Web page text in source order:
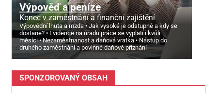
Výpověď a peníze
Konec v zaměstnání a finanční zajištění
Výpovědní lhůta a mzda
Jak vysoké je odstupné a kdy se
dostane?
Evidence na úřadu práce se vyplatí i kvůli
měsíci
Nezaměstnanost a daňová vratka
Nástup do
druhého zaměstnání a povinné daňové přiznání
SPONZOROVANÝ OBSAH